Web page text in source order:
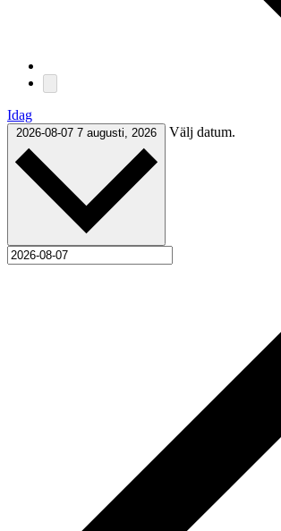
Idag
2026-08-07 7 augusti, 2026 Välj datum.